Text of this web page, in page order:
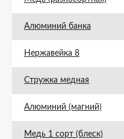
Алюминий банка
Нержавейка 8
Стружка медная
Алюминий (магний)
Медь 1 сорт (блеск)